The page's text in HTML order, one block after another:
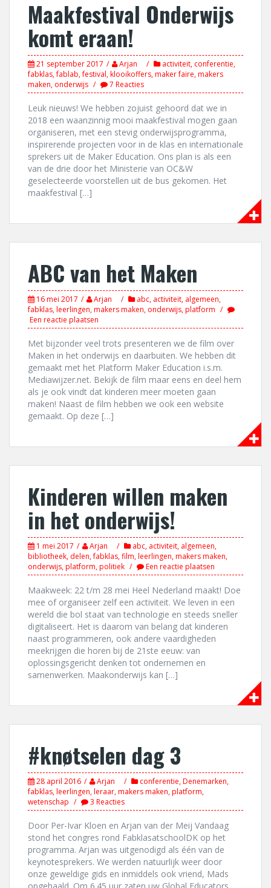
Maakfestival Onderwijs
komt eraan!
21 september 2017 Arjan activiteit, conferentie,
fabklas,fablab,festival,klooikoffers,maker faire,makers
maken, onderwijs 7 Reacties
Leuk nieuws! We hebben zojuist gehoord dat we in
2018 een waanzinnig mooi maakfestival mogen gaan
organiseren, met een stevig onderwijsprogramma,
inspirerende projecten voor in de klas en internationale
sprekers uit de Maker Education. Ons plan is als een
van de drie door het Ministerie van OC&W
geselecteerde voorstellen uit de bus gekomen. Het
maakfestival […]
ABC van het Maken
16 mei 2017 Arjan abc, activiteit, algemeen,
fabklas,leerlingen,makers maken, onderwijs,platform
Een reactie plaatsen
Met bijzonder veel trots presenteren we de film over
Maken in het onderwijs en daarbuiten. We hebben dit
gemaakt met het Platform Maker Education i.s.m.
Mediawijzer.net. Bekijk de film maar eens en deel hem
als je ook vindt dat kinderen meer moeten gaan
maken! Naast de film hebben we ook een website
gemaakt. Op deze […]
Kinderen willen maken
in het onderwijs!
1 mei 2017 Arjan abc, activiteit, algemeen,
bibliotheek, delen,fabklas,film,leerlingen,makers maken,
onderwijs,platform,politiek Een reactie plaatsen
Maakweek: 22 t/m 28 mei Heel Nederland maakt! Doe
mee of organiseer zelf een activiteit. We leven in een
wereld die bol staat van technologie en steeds sneller
digitaliseert. Het is daarom van belang dat kinderen
naast programmeren, ook andere vaardigheden
meekrijgen die horen bij de 21ste eeuw: van
oplossingsgericht denken tot ondernemen en
samenwerken. Maakonderwijs kan […]
#knøtselen dag 3
28 april 2016 Arjan conferentie,Denemarken,
fabklas,leerlingen,leraar,makers maken,platform,
wetenschap
3 Reacties
Door Per-Ivar Kloen en Arjan van der Meij Vandaag
stond het congres rond FabklasatschoolDK op het
programma. Arjan was uitgenodigd als één van de
keynotesprekers. We werden natuurlijk weer door
onze geweldige gids en inmiddels ook vriend, Mads